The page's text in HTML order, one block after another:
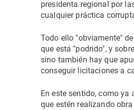
presidenta regional por
cualquier práctica
Todo ello "obviamente"
que está "podrido", y
sino también hay que
conseguir licitaciones a
En este sentido, como
que estén realizando